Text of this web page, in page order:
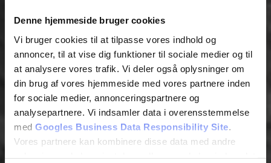
Denne hjemmeside bruger cookies
Vi bruger cookies til at tilpasse vores indhold og
annoncer, til at vise dig funktioner til sociale medier og til
at analysere vores trafik. Vi deler også oplysninger om
din brug af vores hjemmeside med vores partnere inden
for sociale medier, annonceringspartnere og
analysepartnere. Vi indsamler data i overensstemmelse
med Googles Business Data Responsibility Site
Vores partnere kan kombinere disse data med andre